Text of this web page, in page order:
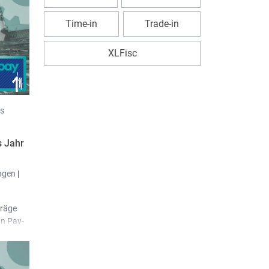
Jahr
|
Pay-
Time-in Trade-in
XLFisc